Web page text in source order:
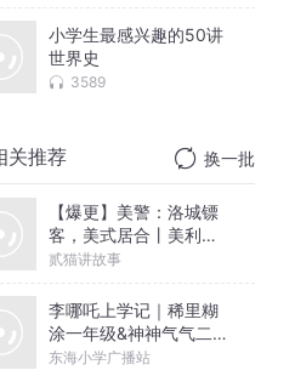
小学生最感兴趣的50讲
世界史
3589
关推荐 换一批
【爆更】美警：洛城镖
客，美式居合丨美利坚
丨扮猪吃虎丨杀伐果断
贰猫讲故事
李哪吒上学记｜稀里糊
涂一年级&神神气气二年
级
东海小学广播站